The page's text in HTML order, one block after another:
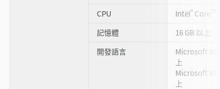
CPU
Intel® Core
記憶體
16 GB 以上
開發語言
Microsoft
上
Microsoft
上